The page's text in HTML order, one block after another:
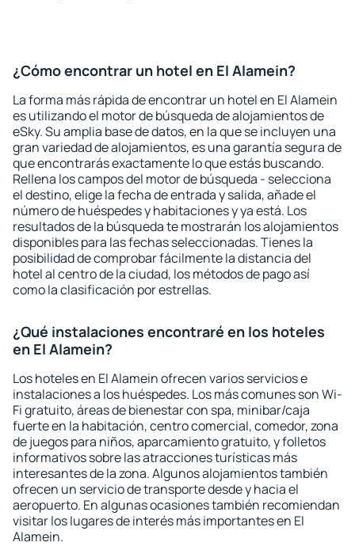
¿Cómo encontrar un hotel en El Alamein?
La forma más rápida de encontrar un hotel en El Alamein
es utilizando el motor de búsqueda de alojamientos de
eSky. Su amplia base de datos, en la que se incluyen una
gran variedad de alojamientos, es una garantía segura de
que encontrarás exactamente lo que estás buscando.
Rellena los campos del motor de búsqueda - selecciona
el destino, elige la fecha de entrada y salida, añade el
número de huéspedes y habitaciones y ya está. Los
resultados de la búsqueda te mostrarán los alojamientos
disponibles para las fechas seleccionadas. Tienes la
posibilidad de comprobar fácilmente la distancia del
hotel al centro de la ciudad, los métodos de pago así
como la clasificación por estrellas.
¿Qué instalaciones encontraré en los hoteles
en El Alamein?
Los hoteles en El Alamein ofrecen varios servicios e
instalaciones a los huéspedes. Los más comunes son Wi-
Fi gratuito, áreas de bienestar con spa, minibar/caja
fuerte en la habitación, centro comercial, comedor, zona
de juegos para niños, aparcamiento gratuito, y folletos
informativos sobre las atracciones turísticas más
interesantes de la zona. Algunos alojamientos también
ofrecen un servicio de transporte desde y hacia el
aeropuerto. En algunas ocasiones también recomiendan
visitar los lugares de interés más importantes en El
Alamein.